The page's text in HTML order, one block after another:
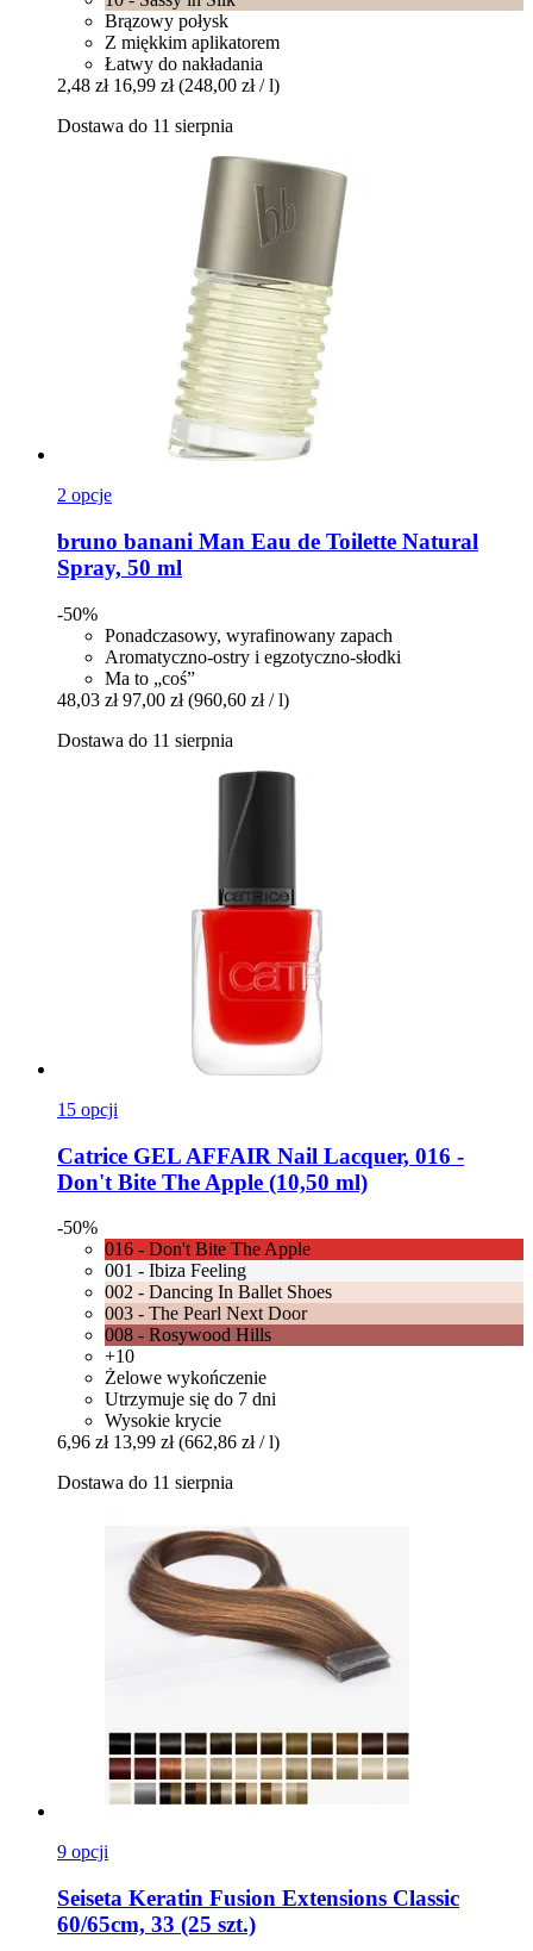
Brązowy połysk
Z miękkim aplikatorem
Łatwy do nakładania
2,48 zł 16,99 zł (248,00 zł / l)
Dostawa do 11 sierpnia
2 opcje
bruno banani Man Eau de Toilette Natural
Spray, 50 ml
-50%
Ponadczasowy, wyrafinowany zapach
Aromatyczno-ostry i egzotyczno-słodki
Ma to „coś”
48,03 zł 97,00 zł (960,60 zł / l)
Dostawa do 11 sierpnia
15 opcji
Catrice GEL AFFAIR Nail Lacquer, 016 -​
Don't Bite The Apple (10,50 ml)
-50%
016 - Don't Bite The Apple
001 - Ibiza Feeling
002 - Dancing In Ballet Shoes
003 - The Pearl Next Door
008 - Rosywood Hills
+10
Żelowe wykończenie
Utrzymuje się do 7 dni
Wysokie krycie
6,96 zł 13,99 zł (662,86 zł / l)
Dostawa do 11 sierpnia
9 opcji
Seiseta Keratin Fusion Extensions Classic
60/65cm, 33 (25 szt.)